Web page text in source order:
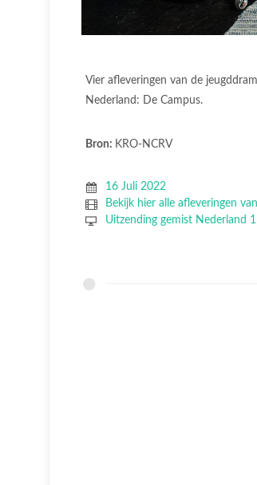
Vier afleveringen van de
Nederland: De Campus.
Bron: KRO-NCRV
16 Juli 2022
Bekijk hier alle afleveringen
Uitzending gemist Nederland 1